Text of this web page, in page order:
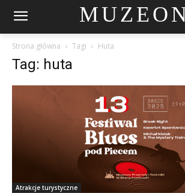
Strona główna Tagi Huta
Tag: huta
Atrakcje turystyczne